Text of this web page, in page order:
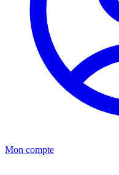
Mon compte